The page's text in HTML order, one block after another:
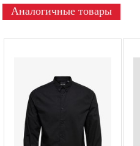
Аналогичные товары